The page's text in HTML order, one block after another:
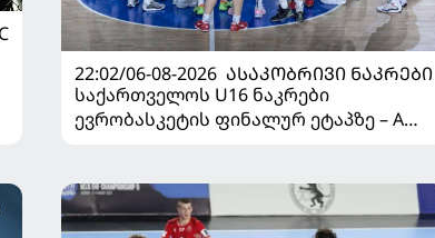
22:02/06-08-2026 ᲐᲡᲐᲙᲝᲑᲠᲘᲕᲘ ᲜᲐᲙᲠᲔᲑᲘ
საქართველოს U16 ნაკრები
ევრობასკეტის ფინალურ ეტაპზე – A